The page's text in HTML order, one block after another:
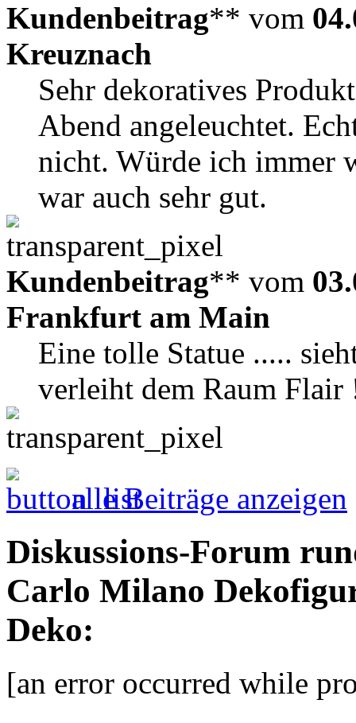
Kundenbeitrag** vom
Kreuznach
Sehr dekoratives
Abend angeleuchtet.
nicht. Würde ich immer
war auch sehr gut.
Kundenbeitrag** vom
Frankfurt am Main
Eine tolle Statue .....
verleiht dem Raum Flair
alle Beiträge anzeigen
Diskussions-Forum
Carlo Milano
Deko:
[an error occurred while